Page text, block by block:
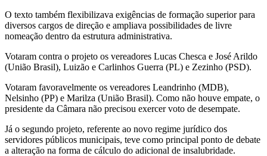
O texto também flexibilizava exigências de formação superior para
diversos cargos de direção e ampliava possibilidades de livre
nomeação dentro da estrutura administrativa.
Votaram contra o projeto os vereadores Lucas Chesca e José Arildo
(União Brasil), Luizão e Carlinhos Guerra (PL) e Zezinho (PSD).
Votaram favoravelmente os vereadores Leandrinho (MDB),
Nelsinho (PP) e Marilza (União Brasil). Como não houve empate, o
presidente da Câmara não precisou exercer voto de desempate.
Já o segundo projeto, referente ao novo regime jurídico dos
servidores públicos municipais, teve como principal ponto de debate
a alteração na forma de cálculo do adicional de insalubridade.